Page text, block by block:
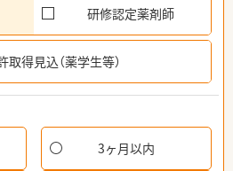
研修認定薬剤師
得見込（薬学生等）
3ヶ月以内